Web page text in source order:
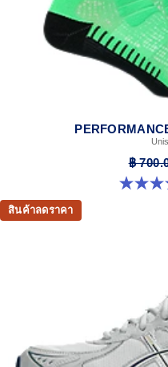
฿
4.9 จาก 5 ดาว 158 รีวิว
สินค้าลดราคา